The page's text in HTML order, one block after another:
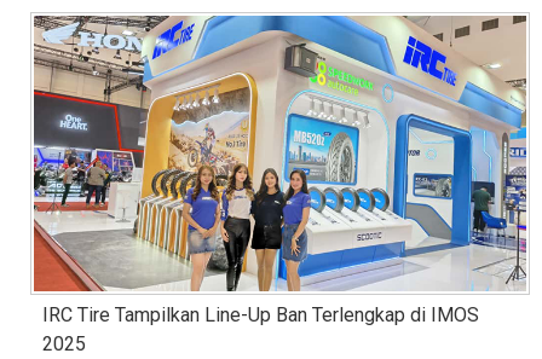
IRC Tire Tampilkan Line-Up Ban Terlengkap di IMOS
2025